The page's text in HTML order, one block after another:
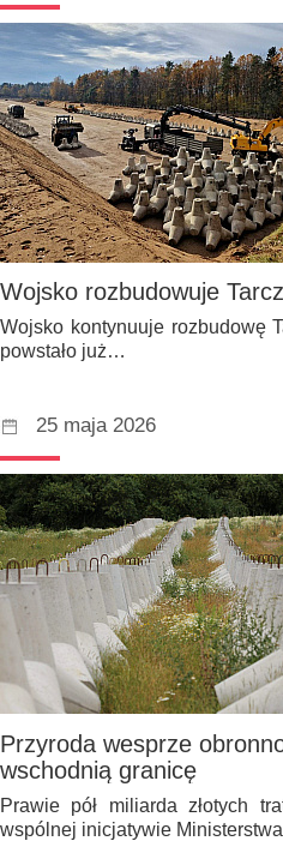
Wojsko rozbudowuje
Wojsko kontynuuje rozbudowę
powstało już…
25 maja 2026
Przyroda wesprze
wschodnią granicę
Prawie pół miliarda złotych
wspólnej inicjatywie